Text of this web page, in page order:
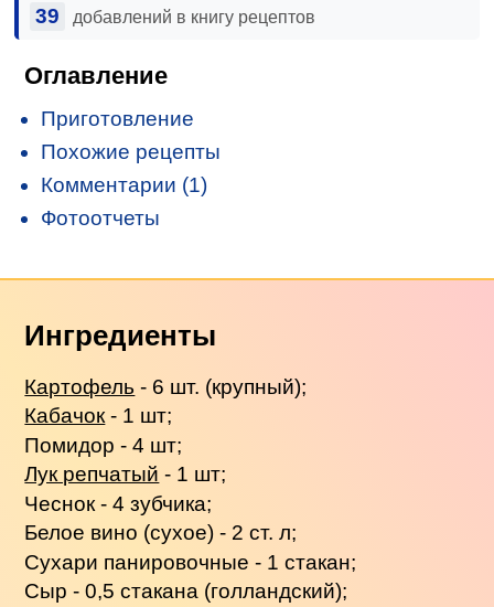
39 добавлений в книгу рецептов
Оглавление
Приготовление
Похожие рецепты
Комментарии (1)
Фотоотчеты
Ингредиенты
Картофель - 6 шт. (крупный);
Кабачок- 1 шт;
Помидор - 4 шт;
Лук репчатый - 1 шт;
Чеснок - 4 зубчика;
Белое вино (сухое) - 2 ст. л;
Сухари панировочные - 1 стакан;
Сыр - 0,5 стакана (голландский);